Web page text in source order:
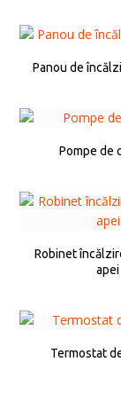
Panou de
Pompe de
Robinet
apei
Termostat